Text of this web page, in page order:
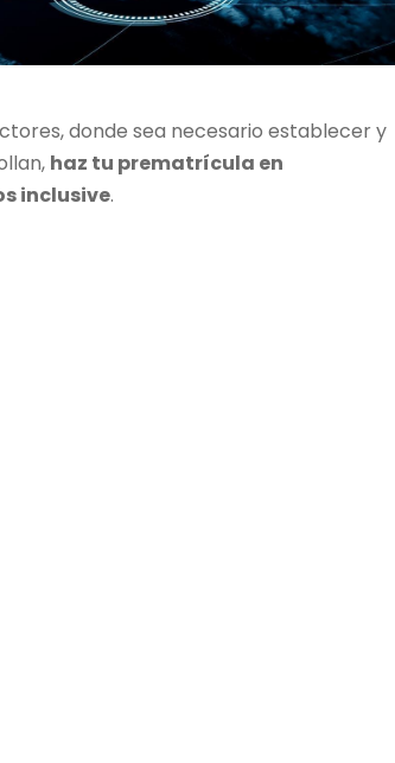
donde sea necesario establecer y
haz tu prematrícula en
inclusive.